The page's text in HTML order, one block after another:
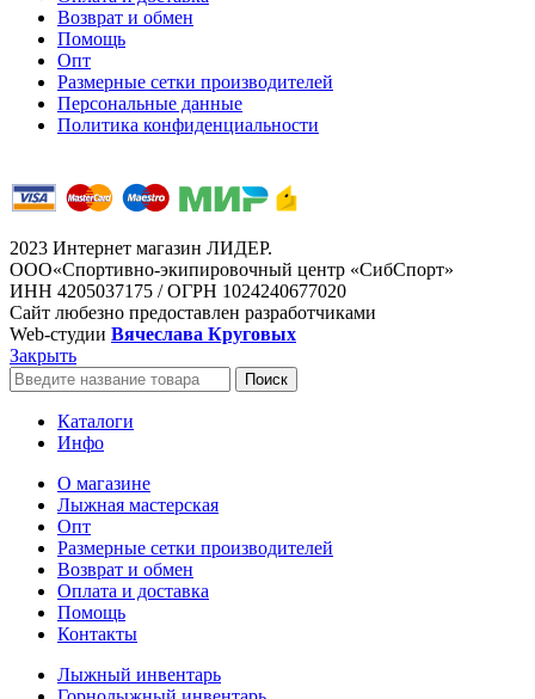
Возврат и обмен
Помощь
Опт
Размерные сетки производителей
Персональные данные
Политика конфиденциальности
2023 Интернет магазин ЛИДЕР.
ООО«Спортивно-экипировочный центр «СибСпорт»
ИНН 4205037175 / ОГРН 1024240677020
Сайт любезно предоставлен разработчиками
Web-студии Вячеслава Круговых
Закрыть
Поиск
Каталоги
Инфо
О магазине
Лыжная мастерская
Опт
Размерные сетки производителей
Возврат и обмен
Оплата и доставка
Помощь
Контакты
Лыжный инвентарь